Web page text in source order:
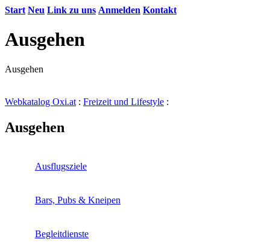
Start Neu Link zu uns Anmelden Kontakt
Ausgehen
Ausgehen
Webkatalog Oxi.at : Freizeit und Lifestyle :
Ausgehen
Ausflugsziele
Bars, Pubs & Kneipen
Begleitdienste